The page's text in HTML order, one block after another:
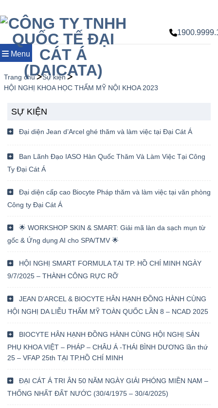
đến
nội
dung
Menu
Trang chủ
Sự kiện
HỘI NGHỊ KHOA HỌC THẨM MỸ NỘI KHOA 2023
SỰ KIỆN
Đại diện Jean d’Arcel ghé thăm và làm việc tại Đại Cát Á
Ban Lãnh Đạo IASO Hàn Quốc Thăm Và Làm Việc Tại Công
Ty Đại Cát Á
Đại diện cấp cao Biocyte Pháp thăm và làm việc tại văn phòng
Công ty Đại Cát Á
🌟 WORKSHOP SKIN & SMART: Giải mã làn da sạch mụn từ
gốc & Ứng dụng AI cho SPA/TMV 🌟
HỘI NGHỊ SMART FORMULA TẠI TP. HỒ CHÍ MINH NGÀY
9/7/2025 – THÀNH CÔNG RỰC RỠ
JEAN D’ARCEL & BIOCYTE HÂN HẠNH ĐỒNG HÀNH CÙNG
HỘI NGHỊ DA LIỄU THẨM MỸ TOÀN QUỐC LẦN 8 – NCAD 2025
BIOCYTE HÂN HẠNH ĐỒNG HÀNH CÙNG HỘI NGHỊ SẢN
PHỤ KHOA VIỆT – PHÁP – CHÂU Á -THÁI BÌNH DƯƠNG lần thứ
25 – VFAP 25th TẠI TP.HỒ CHÍ MINH
ĐẠI CÁT Á TRI ÂN 50 NĂM NGÀY GIẢI PHÓNG MIỀN NAM –
THỐNG NHẤT ĐẤT NƯỚC (30/4/1975 – 30/4/2025)